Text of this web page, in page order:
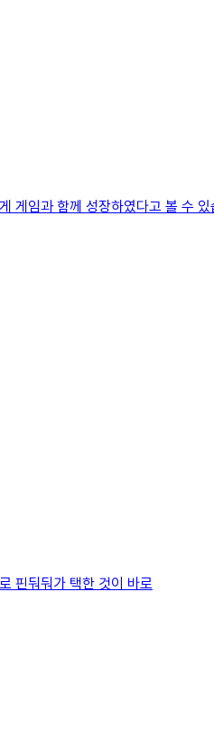
게임과 함께 성장하였다고 볼 수
핀둬둬가 택한 것이 바로